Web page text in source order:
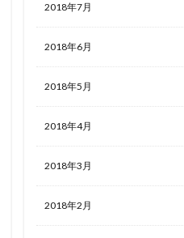
2018年7月
2018年6月
2018年5月
2018年4月
2018年3月
2018年2月